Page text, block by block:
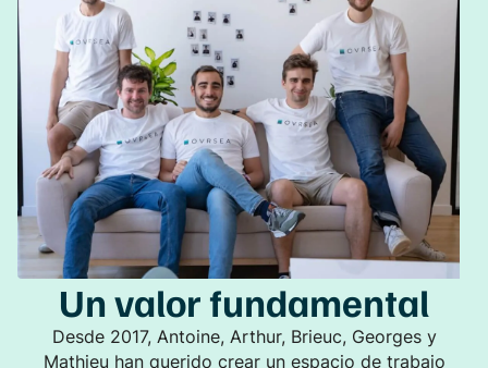
Unvalor fundamental
Desde 2017, Antoine, Arthur, Brieuc, Georges y
Mathieu han querido crear un espacio de trabajo